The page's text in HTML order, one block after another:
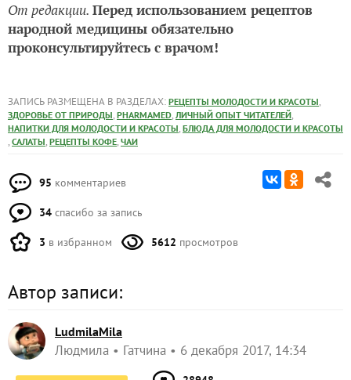
От редакции. Перед использованием рецептов
народной медицины обязательно
проконсультируйтесь с врачом!
ЗАПИСЬ РАЗМЕЩЕНА В РАЗДЕЛАХ: РЕЦЕПТЫ МОЛОДОСТИ И КРАСОТЫ,
ЗДОРОВЬЕ ОТ ПРИРОДЫ, PHARMAMED, ЛИЧНЫЙ ОПЫТ ЧИТАТЕЛЕЙ,
НАПИТКИ ДЛЯ МОЛОДОСТИ И КРАСОТЫ, БЛЮДА ДЛЯ МОЛОДОСТИ И КРАСОТЫ
, САЛАТЫ, РЕЦЕПТЫ КОФЕ, ЧАИ
95 комментариев
34 спасибо за запись
3 в избранном 5612 просмотров
Автор записи:
LudmilaMila
Людмила Гатчина 6 декабря 2017, 14:34